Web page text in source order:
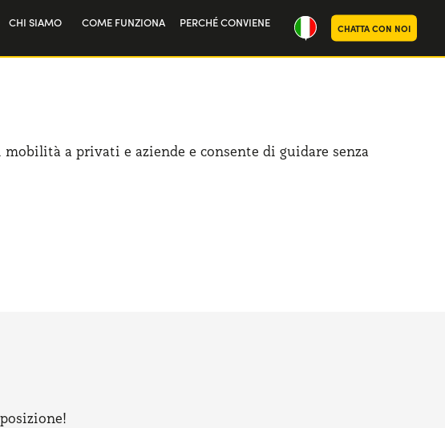
CHI SIAMO COME FUNZIONA PERCHÉ CONVIENE CHATTA CON NOI
a privati e aziende e consente di guidare senza